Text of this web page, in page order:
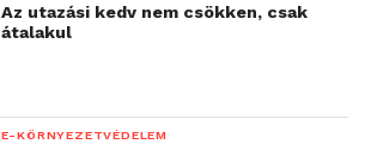
Az utazási kedv nem csökken, csak
átalakul
E-KÖRNYEZETVÉDELEM